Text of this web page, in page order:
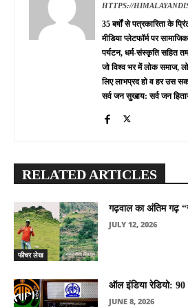
HTTPS://
35 बर्षों से पत्रकारिता के
मीडिया प्लेटफॉर्म पर
पर्यटन, धर्म-संस्कृति सहित
जो विश्व भर में लोक
लिए लाभप्रद हो व हर उस
सर्व जन सुखाय: सर्व जन
RELATED ARTICLES
फीचर लेख
गढ़वाल का अंतिम गढ़
JULY 12, 2026
ऑल इंडिया रेडियो:
JUNE 8, 2026